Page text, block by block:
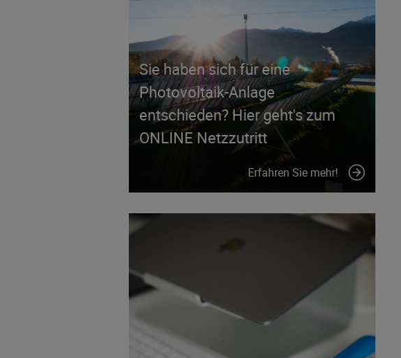
Sie haben sich für eine
Photovoltaik-Anlage
entschieden? Hier geht's zum
ONLINE Netzzutritt
Erfahren Sie mehr!